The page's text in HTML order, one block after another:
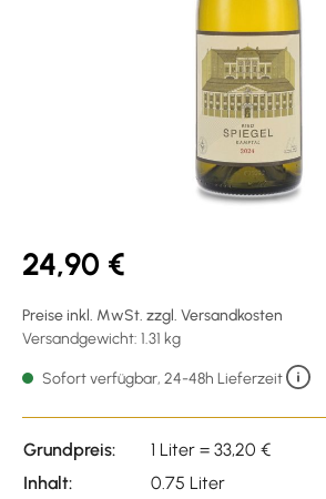
24,90 €
Preise inkl. MwSt. zzgl. Versandkosten
Versandgewicht: 1.31 kg
Sofort verfügbar, 24-48h Lieferzeit
Grundpreis:
1 Liter = 33,20 €
Inhalt:
0.75 Liter